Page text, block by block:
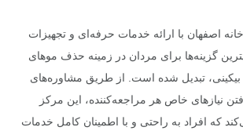
اصفهان با ارائه خدمات حرفه‌ای و تجهیزات
گزینه‌ها برای مردان در زمینه حذف موهای
بیکینی، تبدیل شده است. از طریق مشاوره‌های
نیازهای خاص هر مراجعه‌کننده، این مرکز
که افراد به راحتی و با اطمینان کامل خدمات